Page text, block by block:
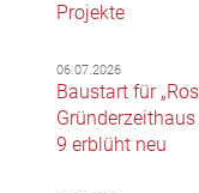
Projekte
06.07.2026
Baustart für
9 erblüht neu